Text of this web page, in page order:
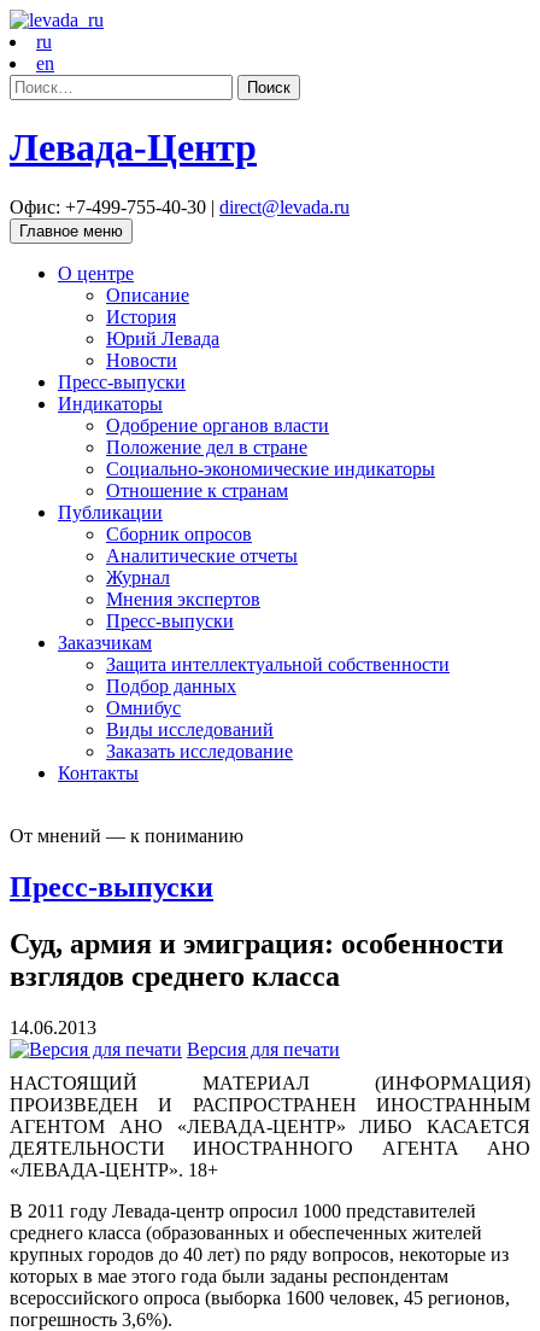
ru
en
Найти:
Левада-Центр
Офис: +7-499-755-40-30 | direct@levada.ru
Главное меню
О центре
Описание
История
Юрий Левада
Новости
Пресс-выпуски
Индикаторы
Одобрение органов власти
Положение дел в стране
Социально-экономические индикаторы
Отношение к странам
Публикации
Сборник опросов
Аналитические отчеты
Журнал
Мнения экспертов
Пресс-выпуски
Заказчикам
Защита интеллектуальной собственности
Подбор данных
Омнибус
Виды исследований
Заказать исследование
Контакты
От мнений — к пониманию
Пресс-выпуски
Суд, армия и эмиграция: особенности
взглядов среднего класса
14.06.2013
Версия для печати
НАСТОЯЩИЙ МАТЕРИАЛ (ИНФОРМАЦИЯ)
ПРОИЗВЕДЕН И РАСПРОСТРАНЕН ИНОСТРАННЫМ
АГЕНТОМ АНО «ЛЕВАДА-ЦЕНТР» ЛИБО КАСАЕТСЯ
ДЕЯТЕЛЬНОСТИ ИНОСТРАННОГО АГЕНТА АНО
«ЛЕВАДА-ЦЕНТР». 18+
В 2011 году Левада-центр опросил 1000 представителей
среднего класса (образованных и обеспеченных жителей
крупных городов до 40 лет) по ряду вопросов, некоторые из
которых в мае этого года были заданы респондентам
всероссийского опроса (выборка 1600 человек, 45 регионов,
погрешность 3,6%).